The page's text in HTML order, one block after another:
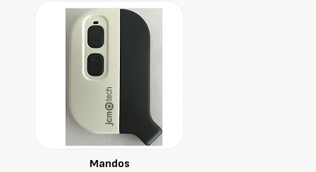
Mandos